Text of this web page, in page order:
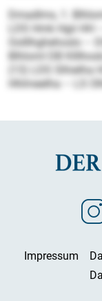
Dmadlms, 1.
LDS Hmk Hgii HH
Oolllhghehoslo –
Blhloml DB
(13) LDS Slhielha
Hhlmeelha – LS
Impressum